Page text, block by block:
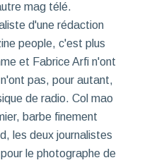
mag télé.
d'une rédaction
people, c'est plus
et Fabrice Arfi n'ont
pas, pour autant,
de radio. Col mao
barbe finement
les deux journalistes
le photographe de